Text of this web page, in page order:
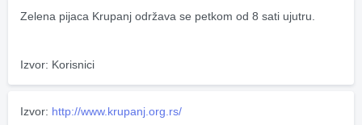
Zelena pijaca Krupanj održava se petkom od 8 sati ujutru.
Izvor: Korisnici
Izvor: http://www.krupanj.org.rs/